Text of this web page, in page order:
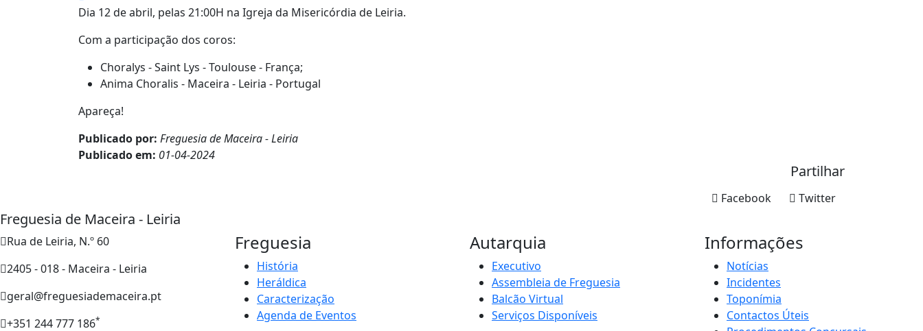
Dia 12 de abril, pelas 21:00H na Igreja da Misericórdia de Leiria.
Com a participação dos coros:
Choralys - Saint Lys - Toulouse - França;
Anima Choralis - Maceira - Leiria - Portugal
Apareça!
Publicado por: Freguesia de Maceira - Leiria
Publicado em: 01-04-2024
Partilhar
Twitter
Facebook
Freguesia de Maceira - Leiria
Rua de Leiria, N.º 60
2405 - 018 - Maceira - Leiria
geral@freguesiademaceira.pt
+351 244 777 186*
Freguesia
História
Heráldica
Caracterização
Agenda de Eventos
Autarquia
Executivo
Assembleia de Freguesia
Balcão Virtual
Serviços Disponíveis
Informações
Notícias
Incidentes
Toponímia
Contactos Úteis